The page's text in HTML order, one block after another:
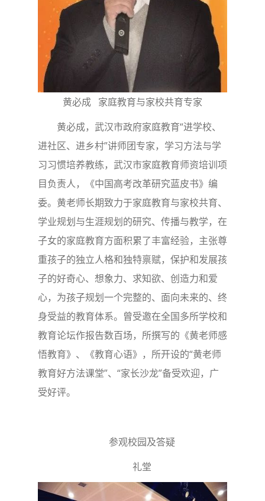
黄必成 家庭教育与家校共育专家
黄必成，武汉市政府家庭教育“进学校、
进社区、进乡村”讲师团专家，学习方法与学
习习惯培养教练，武汉市家庭教育师资培训项
目负责人，《中国高考改革研究蓝皮书》编
委。黄老师长期致力于家庭教育与家校共育、
学业规划与生涯规划的研究、传播与教学，在
子女的家庭教育方面积累了丰富经验，主张尊
重孩子的独立人格和独特禀赋，保护和发展孩
子的好奇心、想象力、求知欲、创造力和爱
心，为孩子规划一个完整的、面向未来的、终
身受益的教育体系。曾受邀在全国多所学校和
教育论坛作报告数百场，所撰写的《黄老师感
悟教育》、《教育心语》，所开设的“黄老师
教育好方法课堂”、“家长沙龙”备受欢迎，广
受好评。
参观校园及答疑
礼堂